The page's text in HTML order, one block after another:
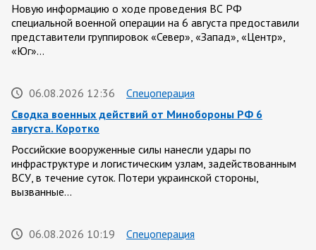
Новую информацию о ходе проведения ВС РФ
специальной военной операции на 6 августа предоставили
представители группировок «Север», «Запад», «Центр»,
«Юг»…
06.08.2026 12:36
Спецоперация
Сводка военных действий от Минобороны РФ 6
августа. Коротко
Российские вооруженные силы нанесли удары по
инфраструктуре и логистическим узлам, задействованным
ВСУ, в течение суток. Потери украинской стороны,
вызванные…
06.08.2026 10:19
Спецоперация